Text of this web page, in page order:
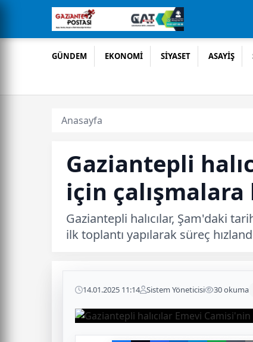
GÜNDEM EKONOMİ SİYASET ASAYİŞ
Anasayfa
Gaziantepli
için çalışmalara
Gaziantepli halıcılar, Şam'daki
ilk toplantı yapılarak süreç
14.01.2025 11:14 Sistem Yöneticisi 30 okuma